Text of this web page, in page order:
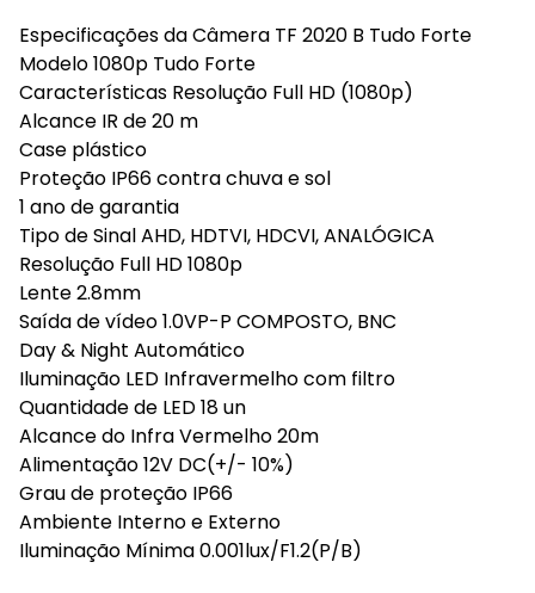
Especificações da Câmera TF 2020 B Tudo Forte
Modelo 1080p Tudo Forte
Características Resolução Full HD (1080p)
Alcance IR de 20 m
Case plástico
Proteção IP66 contra chuva e sol
1 ano de garantia
Tipo de Sinal AHD, HDTVI, HDCVI, ANALÓGICA
Resolução Full HD 1080p
Lente 2.8mm
Saída de vídeo 1.0VP-P COMPOSTO, BNC
Day & Night Automático
Iluminação LED Infravermelho com filtro
Quantidade de LED 18 un
Alcance do Infra Vermelho 20m
Alimentação 12V DC(+/- 10%)
Grau de proteção IP66
Ambiente Interno e Externo
Iluminação Mínima 0.001lux/F1.2(P/B)